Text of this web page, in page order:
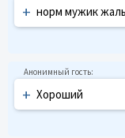
+ норм мужик
+ Хороший